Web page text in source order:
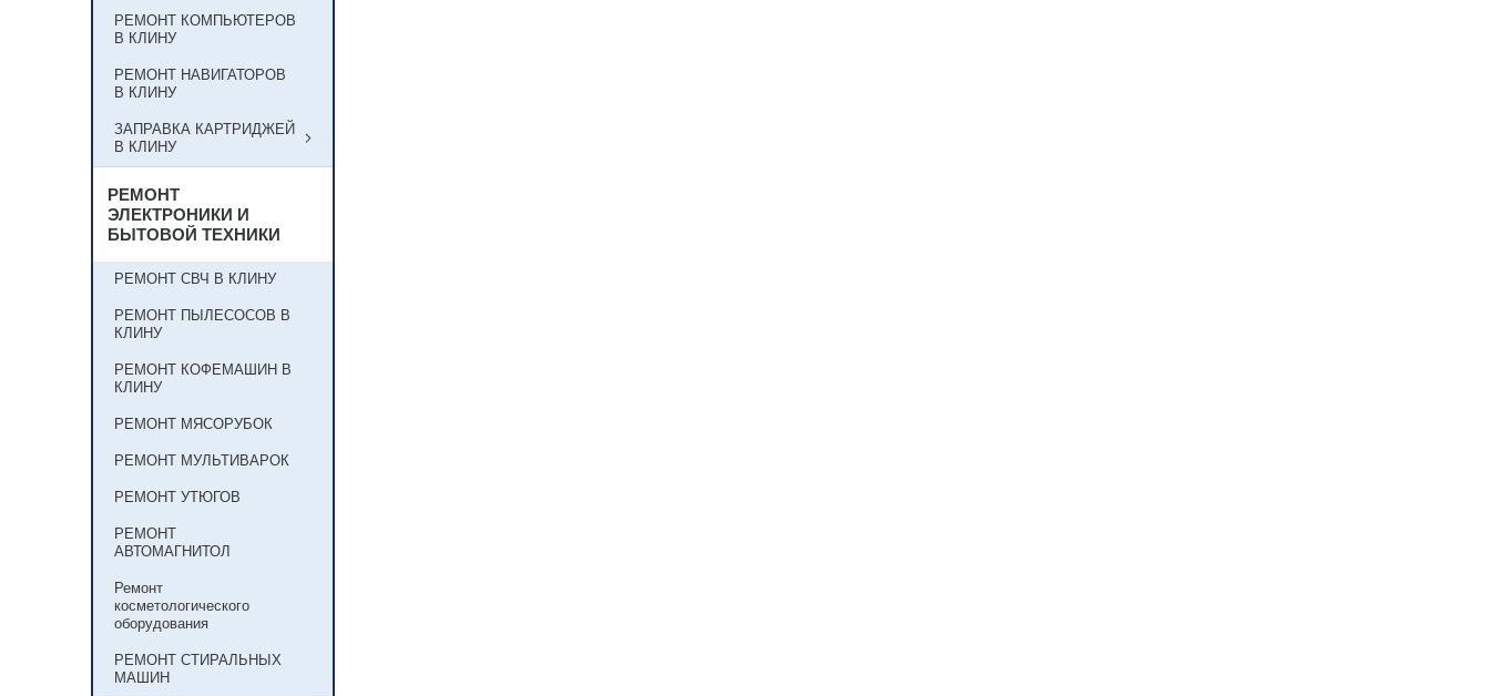
РЕМОНТ КОМПЬЮТЕРОВ
В КЛИНУ
РЕМОНТ НАВИГАТОРОВ
В КЛИНУ
ЗАПРАВКА КАРТРИДЖЕЙ
В КЛИНУ
РЕМОНТ
ЭЛЕКТРОНИКИ И
БЫТОВОЙ ТЕХНИКИ
РЕМОНТ СВЧ В КЛИНУ
РЕМОНТ ПЫЛЕСОСОВ В
КЛИНУ
РЕМОНТ КОФЕМАШИН В
КЛИНУ
РЕМОНТ МЯСОРУБОК
РЕМОНТ МУЛЬТИВАРОК
РЕМОНТ УТЮГОВ
РЕМОНТ
АВТОМАГНИТОЛ
Ремонт
косметологического
оборудования
РЕМОНТ СТИРАЛЬНЫХ
МАШИН